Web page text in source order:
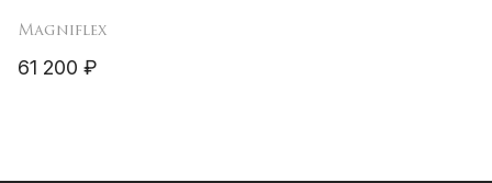
Magniflex
61 200 ₽